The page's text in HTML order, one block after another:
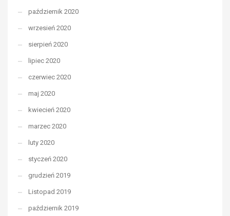
październik 2020
wrzesień 2020
sierpień 2020
lipiec 2020
czerwiec 2020
maj 2020
kwiecień 2020
marzec 2020
luty 2020
styczeń 2020
grudzień 2019
Listopad 2019
październik 2019